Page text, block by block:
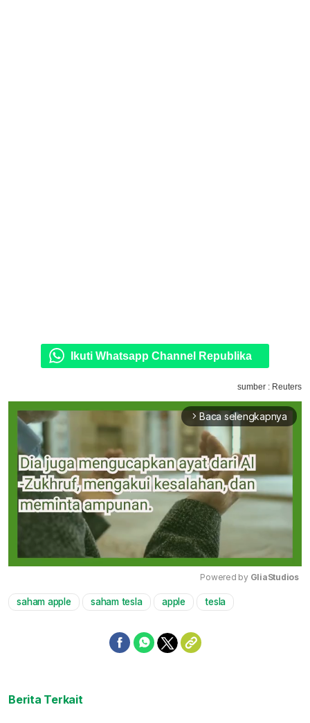
Ikuti Whatsapp Channel Republika
sumber : Reuters
arrow_forward_ios Baca selengkapnya
Powered by GliaStudios
saham apple saham tesla apple tesla
Berita Terkait